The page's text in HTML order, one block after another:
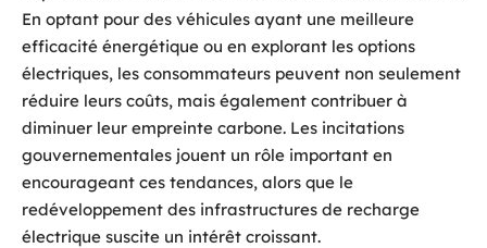
En optant pour des véhicules ayant une meilleure
efficacité énergétique ou en explorant les options
électriques, les consommateurs peuvent non seulement
réduire leurs coûts, mais également contribuer à
diminuer leur empreinte carbone. Les incitations
gouvernementales jouent un rôle important en
encourageant ces tendances, alors que le
redéveloppement des infrastructures de recharge
électrique suscite un intérêt croissant.